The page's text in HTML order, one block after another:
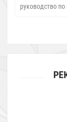
руководство по